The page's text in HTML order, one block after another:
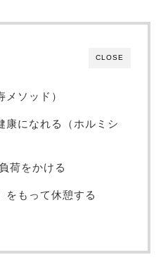
CLOSE
ソッド）
康になれる（ホルミシ
荷をかける
をもって休憩する